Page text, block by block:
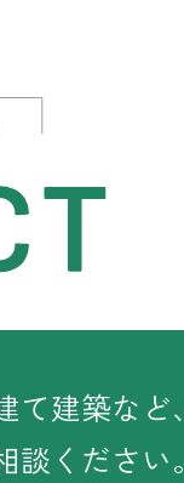
建築など、
談ください。